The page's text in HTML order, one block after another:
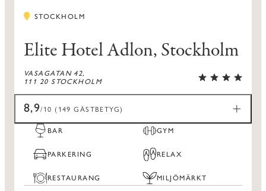
STOCKHOLM
Elite Hotel Adlon, Stockholm
VASAGATAN 42,
111 20 STOCKHOLM
8,9/10 (149 GÄSTBETYG)
BAR GYM
PARKERING RELAX
RESTAURANG MILJÖMÄRKT